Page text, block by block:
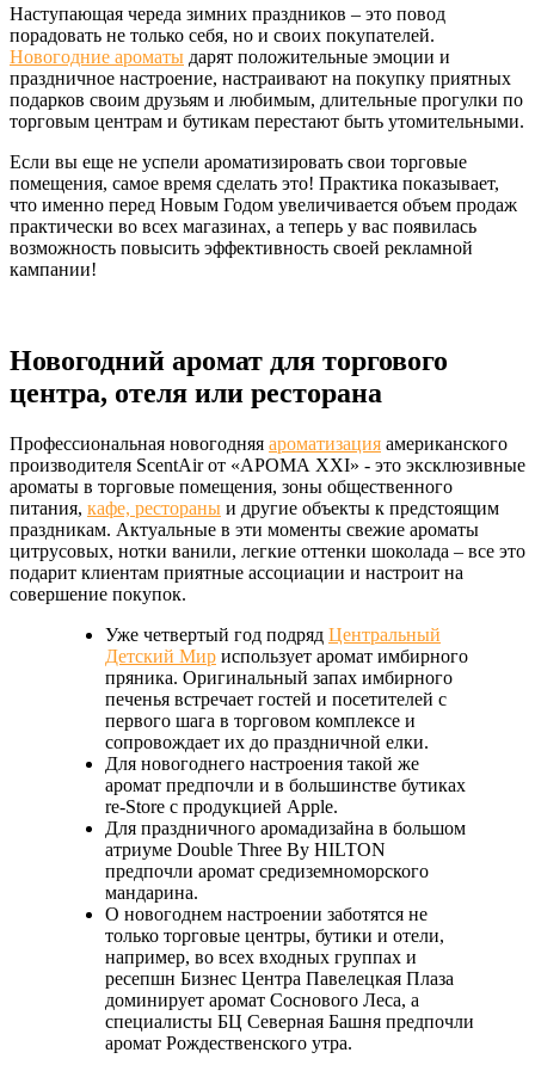
Наступающая череда зимних праздников – это повод
порадовать не только себя, но и своих покупателей.
Новогодние ароматы дарят положительные эмоции и
праздничное настроение, настраивают на покупку приятных
подарков своим друзьям и любимым, длительные прогулки по
торговым центрам и бутикам перестают быть утомительными.
Если вы еще не успели ароматизировать свои торговые
помещения, самое время сделать это! Практика показывает,
что именно перед Новым Годом увеличивается объем продаж
практически во всех магазинах, а теперь у вас появилась
возможность повысить эффективность своей рекламной
кампании!
Новогодний аромат для торгового
центра, отеля или ресторана
Профессиональная новогодняя ароматизация американского
производителя ScentAir от «АРОМА XXI» - это эксклюзивные
ароматы в торговые помещения, зоны общественного
питания, кафе, рестораны и другие объекты к предстоящим
праздникам. Актуальные в эти моменты свежие ароматы
цитрусовых, нотки ванили, легкие оттенки шоколада – все это
подарит клиентам приятные ассоциации и настроит на
совершение покупок.
Уже четвертый год подряд Центральный
Детский Мир использует аромат имбирного
пряника. Оригинальный запах имбирного
печенья встречает гостей и посетителей с
первого шага в торговом комплексе и
сопровождает их до праздничной елки.
Для новогоднего настроения такой же
аромат предпочли и в большинстве бутиках
re-Store c продукцией Apple.
Для праздничного аромадизайна в большом
атриуме Double Three By HILTON
предпочли аромат средиземноморского
мандарина.
О новогоднем настроении заботятся не
только торговые центры, бутики и отели,
например, во всех входных группах и
ресепшн Бизнес Центра Павелецкая Плаза
доминирует аромат Соснового Леса, а
специалисты БЦ Северная Башня предпочли
аромат Рождественского утра.